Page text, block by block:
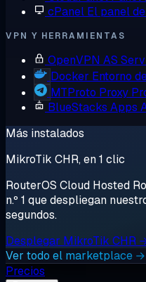
cPanel El panel
VPN Y HERRAMIENTAS
OpenVPN AS
Docker Entorno
MTProto Proxy
BlueStacks Apps
Más instalados
MikroTik CHR, en 1 clic
RouterOS Cloud Hosted
n.º 1 que despliegan
segundos.
Desplegar MikroTik CHR
Ver todo el marketplace →
Precios